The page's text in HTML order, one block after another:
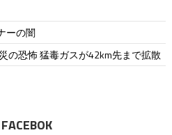
ーの闇
の恐怖 猛毒ガスが42km先まで拡散